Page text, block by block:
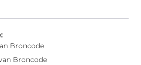
Broncode
Broncode